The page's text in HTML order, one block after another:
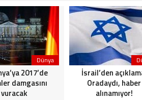
Sarıyer Çayırbaşı Cezayirli Hasan
Bahçeli’den Reina’ya düzenlenen terör
Dünya
2017’de
damgasını
vuracak
İsrail’den
Oradaydı, haber
alınamıyor!